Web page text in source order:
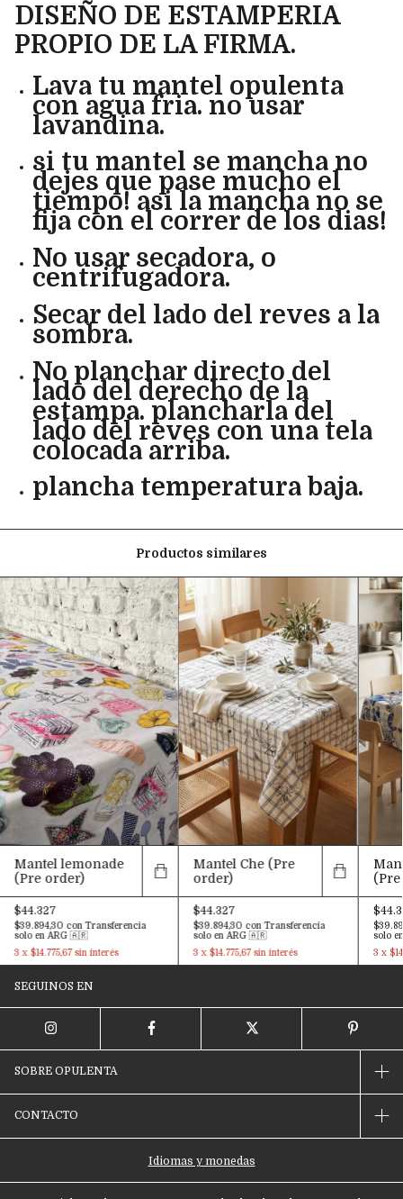
DISEÑO DE ESTAMPERIA
PROPIO DE LA FIRMA.
Lava tu mantel opulenta
con agua fria. no usar
lavandina.
si tu mantel se mancha no
dejes que pase mucho el
tiempo! asi la mancha no se
fija con el correr de los dias!
No usar secadora, o
centrifugadora.
Secar del lado del reves a la
sombra.
No planchar directo del
lado del derecho de la
estampa. plancharla del
lado del reves con una tela
colocada arriba.
plancha temperatura baja.
Productos similares
Mantel lemonade
(Pre order)
$44.327
$39.894,30 con Transferencia
solo en ARG 🇦🇷
3 x $14.775,67 sin interés
Mantel Che (Pre
order)
$44.327
$39.894,30con Transferencia
solo en ARG 🇦🇷
3 x$14.775,67 sin interés
solo
3 x
SEGUINOS EN
SOBRE OPULENTA
CONTACTO
Idiomas y monedas